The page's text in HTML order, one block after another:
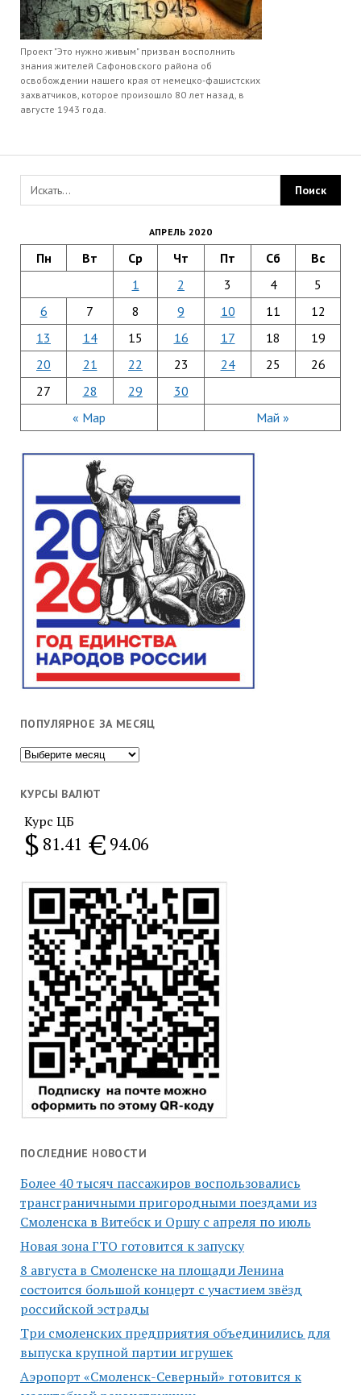
Проект "Это нужно живым" призван восполнить
знания жителей Сафоновского района об
освобождении нашего края от немецко-фашистских
захватчиков, которое произошло 80 лет назад, в
августе 1943 года.
АПРЕЛЬ 2020
Пн Вт Ср Чт Пт Сб Вс
« Мар Май »
1 2 3 4
5
6
7 8 9 10 11
12
13
14 15 16 17 18
19
20
21 22 23 24 25
26
27
28 29 30
ПОПУЛЯРНОЕ ЗА МЕСЯЦ
Популярное
месяц
КУРСЫ ВАЛЮТ
Курс ЦБ
$ 81.41 € 94.06
ПОСЛЕДНИЕ НОВОСТИ
Более 40 тысяч пассажиров воспользовались
трансграничными пригородными поездами из
Смоленска в Витебск и Оршу с апреля по июль
Новая зона ГТО готовится к запуску
8 августа в Смоленске на площади Ленина
состоится большой концерт с участием звёзд
российской эстрады
Три смоленских предприятия объединились для
выпуска крупной партии игрушек
Аэропорт «Смоленск-Северный» готовится к